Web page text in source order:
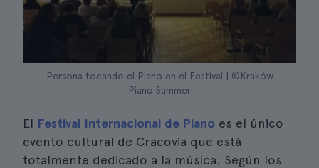
Persona tocando el Piano en el Festival | ©Kraków
Piano Summer
El Festival Internacional de Piano es el único
evento cultural de Cracovia que está
totalmente dedicado a la música. Según los